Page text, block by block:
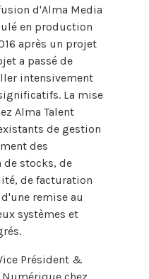
d'Alma Media
en production
après un projet
a passé de
intensivement
La mise
Alma Talent
de gestion
des
de stocks, de
de facturation
remise au
systèmes et
Président &